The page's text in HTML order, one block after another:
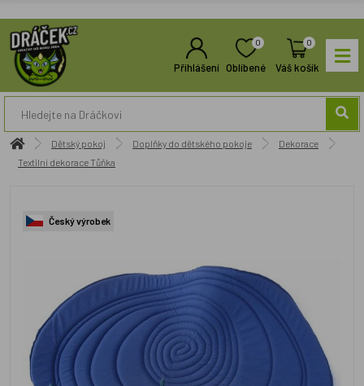
Přihlášení
0
Oblíbené
0
Váš košík
Dětský pokoj Doplňky do dětského pokoje
Dekorace
Textilní dekorace Tůňka
Český výrobek